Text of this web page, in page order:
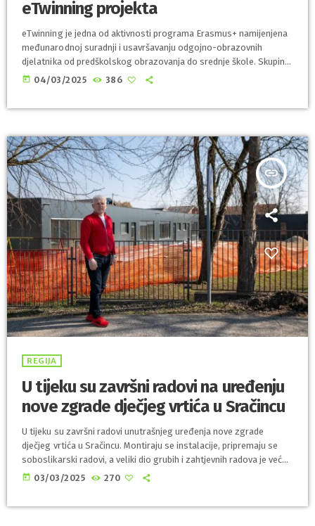
eTwinning projekta
eTwinning je jedna od aktivnosti programa Erasmus+ namijenjena
međunarodnoj suradnji i usavršavanju odgojno-obrazovnih
djelatnika od predškolskog obrazovanja do srednje škole. Skupina
Bubamarci i njihove odgojiteljice Aleksandra Brkinjač i Petra Banić,
djece te razvoj osjećaja pripadnosti […]
today 04/03/2025 386
insert_link
REGIJA
U tijeku su završni radovi na uređenju
nove zgrade dječjeg vrtića u Sračincu
U tijeku su završni radovi unutrašnjeg uređenja nove zgrade
dječjeg vrtića u Sračincu. Montiraju se instalacije, pripremaju se
soboslikarski radovi, a veliki dio grubih i zahtjevnih radova je već
dovršen. Tom je prilikom održana i koordinacija svih izvođača s
today 03/03/2025 270